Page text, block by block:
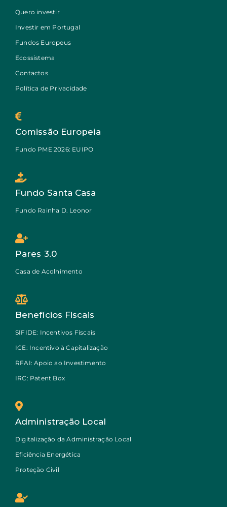
Quero investir
Investir em Portugal
Fundos Europeus
Ecossistema
Contactos
Política de Privacidade
Comissão Europeia
Fundo PME 2026: EUIPO
Fundo Santa Casa
Fundo Rainha D. Leonor
Pares 3.0
Casa de Acolhimento
Benefícios Fiscais
SIFIDE: Incentivos Fiscais
ICE: Incentivo à Capitalização
RFAI: Apoio ao Investimento
IRC: Patent Box
Administração Local
Digitalização da Administração Local
Eficiência Energética
Proteção Civil